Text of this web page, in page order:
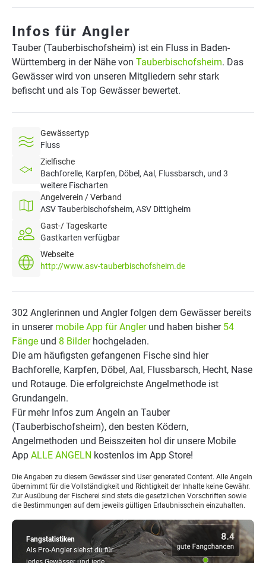
Infos für Angler
Tauber (Tauberbischofsheim) ist ein Fluss in Baden-
Württemberg in der Nähe von Tauberbischofsheim. Das
Gewässer wird von unseren Mitgliedern sehr stark
befischt und als Top Gewässer bewertet.
Gewässertyp
Fluss
Zielfische
Bachforelle, Karpfen, Döbel, Aal, Flussbarsch, und 3
weitere Fischarten
Angelverein / Verband
ASV Tauberbischofsheim, ASV Dittigheim
Gast-/ Tageskarte
Gastkarten verfügbar
Webseite
http://www.asv-tauberbischofsheim.de
Fangstatistiken
Als Pro-Angler siehst du für
302 Anglerinnen und Angler folgen dem Gewässer bereits
in unserer mobile App für Anglerund haben bisher 54
Fänge und 8 Bilderhochgeladen.
Die am häufigsten gefangenen Fische sind hier
Bachforelle, Karpfen, Döbel, Aal, Flussbarsch, Hecht, Nase
und Rotauge. Die erfolgreichste Angelmethode ist
Grundangeln.
Für mehr Infos zum Angeln an Tauber
(Tauberbischofsheim), den besten Ködern,
Angelmethoden und Beisszeiten hol dir unsere Mobile
App ALLE ANGELN kostenlos im App Store!
Die Angaben zu diesem Gewässer sind User generated Content. Alle Angeln
übernimmt für die Vollständigkeit und Richtigkeit der Inhalte keine Gewähr.
Zur Ausübung der Fischerei sind stets die gesetzlichen Vorschriften sowie
die Bestimmungen auf dem jeweils gültigen Erlaubnisschein einzuhalten.